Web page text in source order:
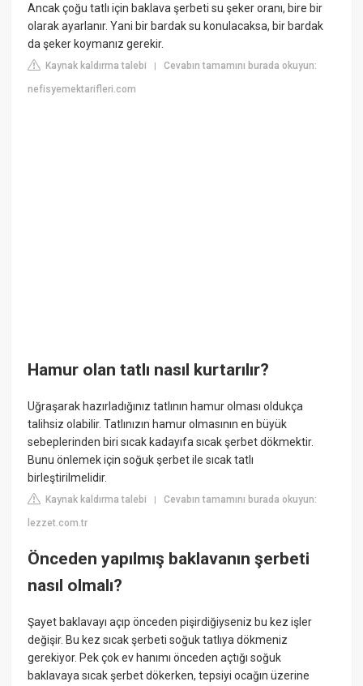
Ancak çoğu tatlı için baklava şerbeti su şeker oranı, bire bir
olarak ayarlanır. Yani bir bardak su konulacaksa, bir bardak
da şeker koymanız gerekir.
Kaynak kaldırma talebi |Cevabın tamamını burada okuyun:
nefisyemektarifleri.com
Hamur olan tatlı nasıl kurtarılır?
Uğraşarak hazırladığınız tatlının hamur olması oldukça
talihsiz olabilir. Tatlınızın hamur olmasının en büyük
sebeplerinden biri sıcak kadayıfa sıcak şerbet dökmektir.
Bunu önlemek için soğuk şerbet ile sıcak tatlı
birleştirilmelidir.
Kaynak kaldırma talebi |Cevabın tamamını burada okuyun:
lezzet.com.tr
Önceden yapılmış baklavanın şerbeti
nasıl olmalı?
Şayet baklavayı açıp önceden pişirdiğiyseniz bu kez işler
değişir. Bu kez sıcak şerbeti soğuk tatlıya dökmeniz
gerekiyor. Pek çok ev hanımı önceden açtığı soğuk
baklavaya sıcak şerbet dökerken, tepsiyi ocağın üzerine